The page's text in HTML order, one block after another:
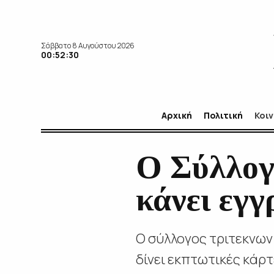
Σάββατο 8 Αυγούστου 2026
00:52:31
Αρχική Πολιτική
Ο
κάνει
Ο σύλλογος τριτεκνων
δίνει εκπτωτικές